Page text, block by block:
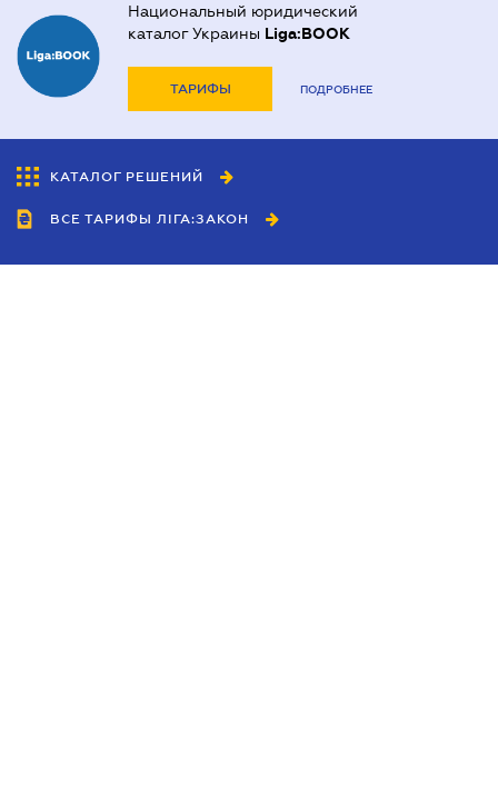
Национальный юридический
каталог Украины Liga:BOOK
ТАРИФЫ ПОДРОБНЕЕ
КАТАЛОГ РЕШЕНИЙ
ВСЕ ТАРИФЫ ЛІГА:ЗАКОН